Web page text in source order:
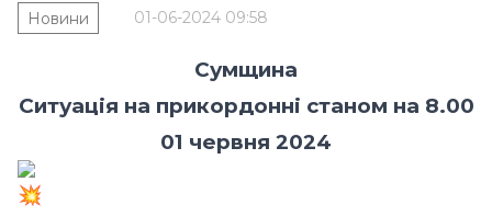
01-06-2024 09:58
Новини
Сумщина
Ситуація на прикордонні станом на 8.00
01 червня 2024